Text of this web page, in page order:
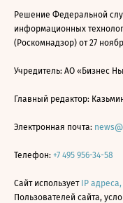
Решение Федеральной
информационных
(Роскомнадзор) от 27
Учредитель: АО «Бизнес
Главный редактор:
Электронная почта:
Телефон: +7 495 956-34-58
Сайт использует IP
Пользователей сайта,